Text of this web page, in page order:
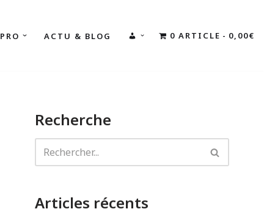
PRO ACTU & BLOG
MON
0 ARTICLE 0,00€
Recherche
Articles récents